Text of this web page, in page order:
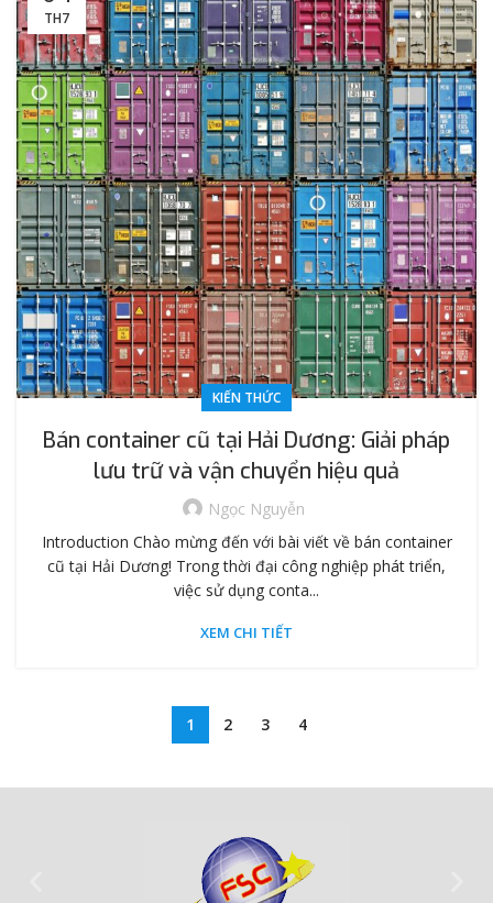
TH7
KIẾN THỨC
Bán container cũ tại Hải Dương: Giải pháp
lưu trữ và vận chuyển hiệu quả
Ngọc Nguyễn
Introduction Chào mừng đến với bài viết về bán container
cũ tại Hải Dương! Trong thời đại công nghiệp phát triển,
việc sử dụng conta...
XEM CHI TIẾT
1 2 3 4